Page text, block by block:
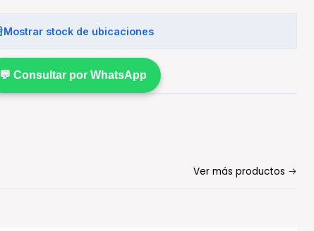
Mostrar stock de ubicaciones
💬 Consultar por WhatsApp
Ver más productos